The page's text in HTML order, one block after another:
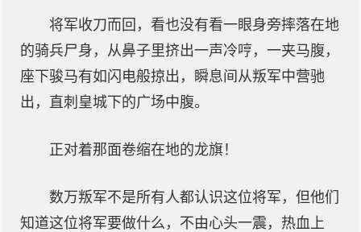
将军收刀而回，看也没有看一眼身旁摔落在地
的骑兵尸身，从鼻子里挤出一声冷哼，一夹马腹，
座下骏马有如闪电般掠出，瞬息间从叛军中营驰
出，直刺皇城下的广场中腹。
正对着那面卷缩在地的龙旗！
数万叛军不是所有人都认识这位将军，但他们
知道这位将军要做什么，不由心头一震，热血上